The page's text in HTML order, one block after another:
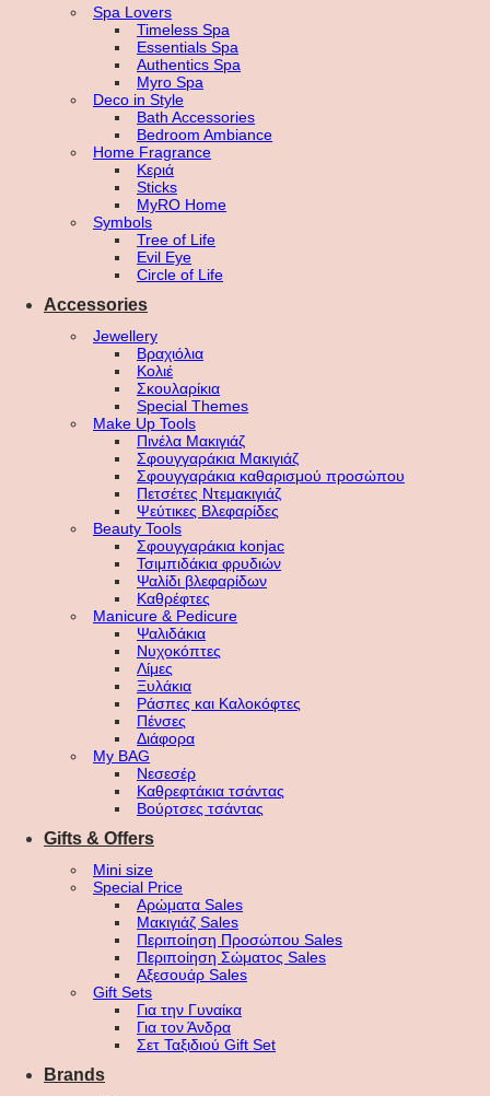
Spa Lovers
Timeless Spa
Essentials Spa
Authentics Spa
Myro Spa
Deco in Style
Bath Accessories
Bedroom Ambiance
Home Fragrance
Κεριά
Sticks
MyRO Home
Symbols
Tree of Life
Evil Eye
Circle of Life
Accessories
Jewellery
Βραχιόλια
Κολιέ
Σκουλαρίκια
Special Themes
Make Up Tools
Πινέλα Μακιγιάζ
Σφουγγαράκια Μακιγιάζ
Σφουγγαράκια καθαρισμού προσώπου
Πετσέτες Ντεμακιγιάζ
Ψεύτικες Βλεφαρίδες
Beauty Tools
Σφουγγαράκια konjac
Τσιμπιδάκια φρυδιών
Ψαλίδι βλεφαρίδων
Καθρέφτες
Manicure & Pedicure
Ψαλιδάκια
Νυχοκόπτες
Λίμες
Ξυλάκια
Ράσπες και Καλοκόφτες
Πένσες
Διάφορα
My BAG
Νεσεσέρ
Καθρεφτάκια τσάντας
Βούρτσες τσάντας
Gifts & Offers
Mini size
Special Price
Αρώματα Sales
Μακιγιάζ Sales
Περιποίηση Προσώπου Sales
Περιποίηση Σώματος Sales
Αξεσουάρ Sales
Gift Sets
Για την Γυναίκα
Για τον Άνδρα
Σετ Ταξιδιού Gift Set
Brands